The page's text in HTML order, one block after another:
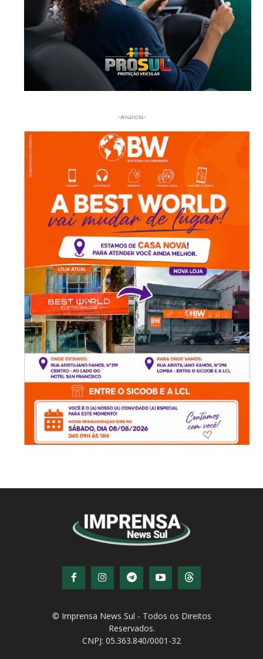
Reservados.
Desenvolvido por QiNetcom Agência Digital